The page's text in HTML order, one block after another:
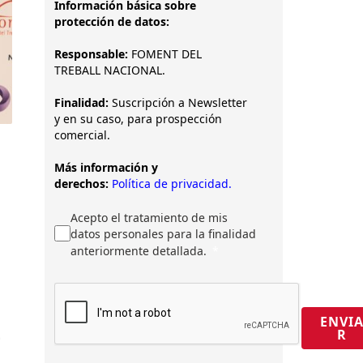
Información básica sobre
protección de datos:
Responsable: FOMENT DEL
TREBALL NACIONAL.
Finalidad: Suscripción a Newsletter
y en su caso, para prospección
comercial.
Más información y
derechos: Política de privacidad.
Acepto el tratamiento de mis
datos personales para la finalidad
anteriormente detallada.
ENVIA
R